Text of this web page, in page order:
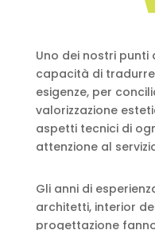
Uno dei nostri
capacità di
esigenze, per
valorizzazione
aspetti tecnici di
attenzione al
Gli anni di
architetti, interior
progettazione